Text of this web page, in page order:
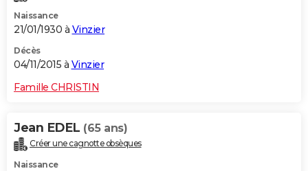
Naissance
21/01/1930 à Vinzier
Décès
04/11/2015 à Vinzier
Famille CHRISTIN
Jean EDEL (65 ans)
Créer une cagnotte obsèques
Naissance